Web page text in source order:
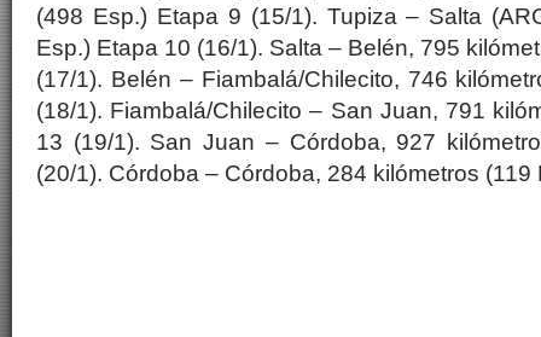
(498 Esp.) Etapa 9 (15/1). Tupiza – Salta
Esp.) Etapa 10 (16/1). Salta – Belén, 795
(17/1). Belén – Fiambalá/Chilecito, 746
(18/1). Fiambalá/Chilecito – San Juan, 791
13 (19/1). San Juan – Córdoba, 927
(20/1). Córdoba – Córdoba, 284 kilómetros (119